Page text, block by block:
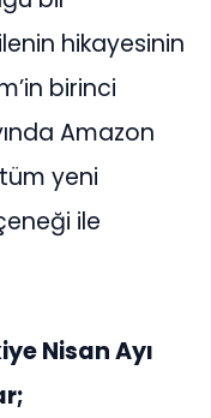
hikayesinin
birinci
Amazon
yeni
ile
Nisan Ayı